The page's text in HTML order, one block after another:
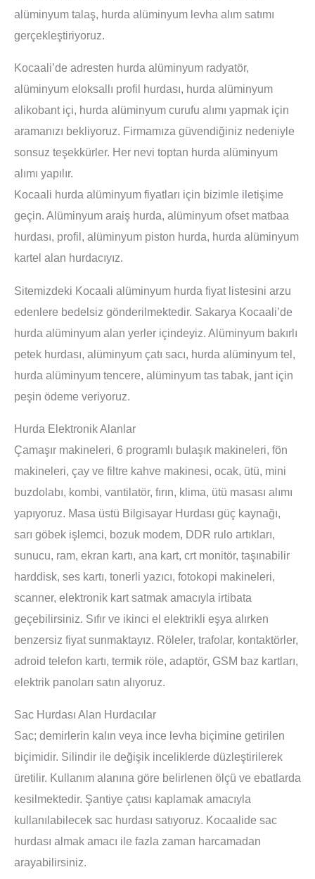
alüminyum talaş, hurda alüminyum levha alım satımı
gerçekleştiriyoruz.
Kocaali’de adresten hurda alüminyum radyatör,
alüminyum eloksallı profil hurdası, hurda alüminyum
alikobant içi, hurda alüminyum curufu alımı yapmak için
aramanızı bekliyoruz. Firmamıza güvendiğiniz nedeniyle
sonsuz teşekkürler. Her nevi toptan hurda alüminyum
alımı yapılır.
Kocaali hurda alüminyum fiyatları için bizimle iletişime
geçin. Alüminyum araiş hurda, alüminyum ofset matbaa
hurdası, profil, alüminyum piston hurda, hurda alüminyum
kartel alan hurdacıyız.
Sitemizdeki Kocaali alüminyum hurda fiyat listesini arzu
edenlere bedelsiz gönderilmektedir. Sakarya Kocaali’de
hurda alüminyum alan yerler içindeyiz. Alüminyum bakırlı
petek hurdası, alüminyum çatı sacı, hurda alüminyum tel,
hurda alüminyum tencere, alüminyum tas tabak, jant için
peşin ödeme veriyoruz.
Hurda Elektronik Alanlar
Çamaşır makineleri, 6 programlı bulaşık makineleri, fön
makineleri, çay ve filtre kahve makinesi, ocak, ütü, mini
buzdolabı, kombi, vantilatör, fırın, klima, ütü masası alımı
yapıyoruz. Masa üstü Bilgisayar Hurdası güç kaynağı,
sarı göbek işlemci, bozuk modem, DDR rulo artıkları,
sunucu, ram, ekran kartı, ana kart, crt monitör, taşınabilir
harddisk, ses kartı, tonerli yazıcı, fotokopi makineleri,
scanner, elektronik kart satmak amacıyla irtibata
geçebilirsiniz. Sıfır ve ikinci el elektrikli eşya alırken
benzersiz fiyat sunmaktayız. Röleler, trafolar, kontaktörler,
adroid telefon kartı, termik röle, adaptör, GSM baz kartları,
elektrik panoları satın alıyoruz.
Sac Hurdası Alan Hurdacılar
Sac; demirlerin kalın veya ince levha biçimine getirilen
biçimidir. Silindir ile değişik inceliklerde düzleştirilerek
üretilir. Kullanım alanına göre belirlenen ölçü ve ebatlarda
kesilmektedir. Şantiye çatısı kaplamak amacıyla
kullanılabilecek sac hurdası satıyoruz. Kocaalide sac
hurdası almak amacı ile fazla zaman harcamadan
arayabilirsiniz.